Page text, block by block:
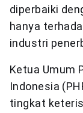
diperbaiki
hanya
industri
Ketua Umum
Indonesia
tingkat